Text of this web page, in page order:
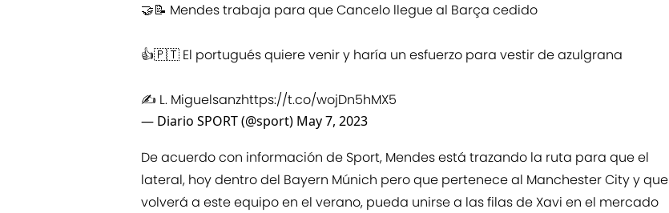
🤝📝 Mendes trabaja para que Cancelo llegue al Barça cedido
👍🇵🇹 El portugués quiere venir y haría un esfuerzo para vestir de azulgrana
✍️ L. Miguelsanzhttps://t.co/wojDn5hMX5
— Diario SPORT (@sport) May 7, 2023
De acuerdo con información de Sport, Mendes está trazando la ruta para que el
lateral, hoy dentro del Bayern Múnich pero que pertenece al Manchester City y que
volverá a este equipo en el verano, pueda unirse a las filas de Xavi en el mercado